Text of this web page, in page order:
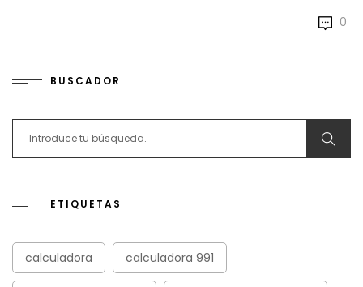
0
BUSCADOR
ETIQUETAS
calculadora calculadora 991